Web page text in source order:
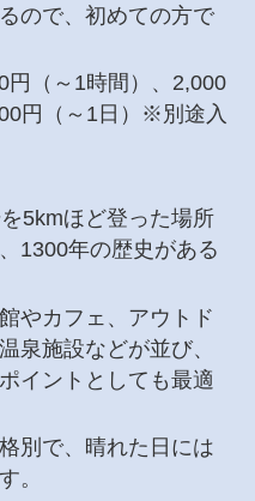
ので、初めての方で
円（～1時間）、2,000
円（～1日）※別途入
5kmほど登った場所
1300年の歴史がある
やカフェ、アウトド
泉施設などが並び、
イントとしても最適
別で、晴れた日には
。